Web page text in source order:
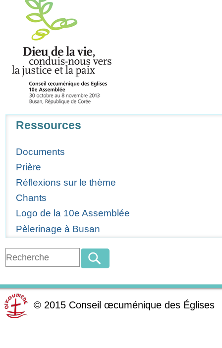
Ressources
Documents
Prière
Réflexions sur le thème
Chants
Logo de la 10e Assemblée
Pèlerinage à Busan
© 2015 Conseil œcuménique des Églises